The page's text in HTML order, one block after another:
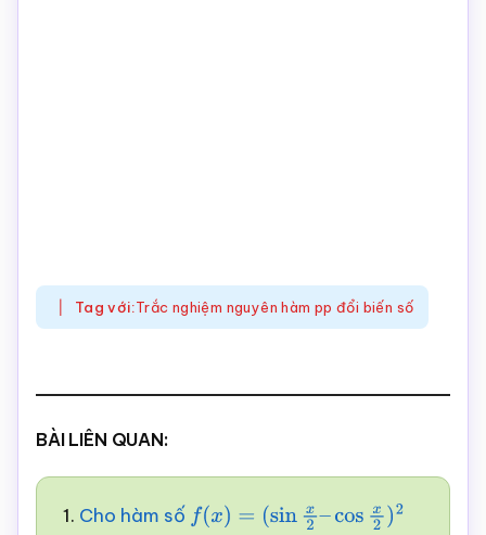
Tag với:Trắc nghiệm nguyên hàm pp đổi biến số
BÀI LIÊN QUAN:
1. Cho hàm số f(x)= (sinx2–cosx2 )2